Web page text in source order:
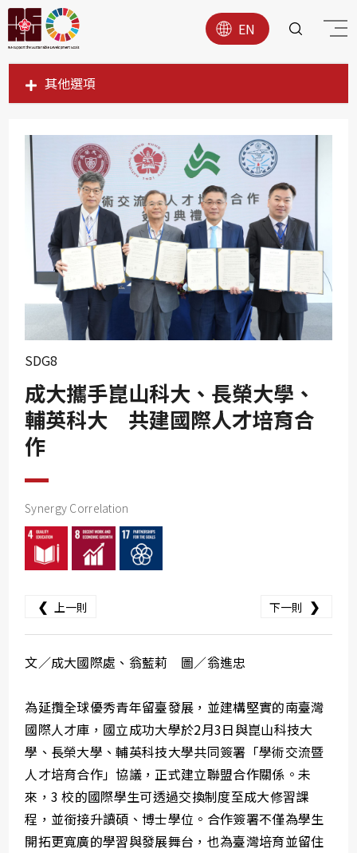
EN
其他選項
SDG1
SDG3
SDG4
SDG5
SDG6
SDG7
SDG8
SDG9
SDG11
SDG12
SDG8
成大攜手崑山科大、長榮大學、
輔英科大 共建國際人才培育合
作
Synergy Correlation
❮ 上一則 下一則 ❯
文／成大國際處、翁藍莉 圖／翁進忠
為延攬全球優秀青年留臺發展，並建構堅實的南臺灣
國際人才庫，國立成功大學於2月3日與崑山科技大
學、長榮大學、輔英科技大學共同簽署「學術交流暨
人才培育合作」協議，正式建立聯盟合作關係。未
來，3 校的國際學生可透過交換制度至成大修習課
程，並銜接升讀碩、博士學位。合作簽署不僅為學生
開拓更寬廣的學習與發展舞台，也為臺灣培育並留住